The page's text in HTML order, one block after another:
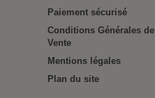
Paiement sécurisé
Conditions Générales de
Vente
Mentions légales
Plan du site